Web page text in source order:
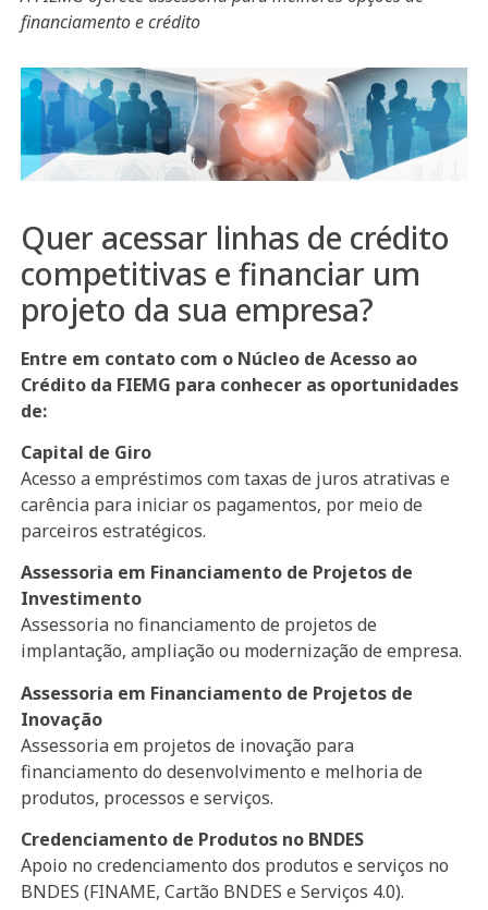
financiamento e crédito
Quer acessar linhas de crédito
competitivas e financiar um
projeto da sua empresa?
Entre em contato com o Núcleo de Acesso ao
Crédito da FIEMG para conhecer as oportunidades
de:
Capital de Giro
Acesso a empréstimos com taxas de juros atrativas e
carência para iniciar os pagamentos, por meio de
parceiros estratégicos.
Assessoria em Financiamento de Projetos de
Investimento
Assessoria no financiamento de projetos de
implantação, ampliação ou modernização de empresa.
Assessoria em Financiamento de Projetos de
Inovação
Assessoria em projetos de inovação para
financiamento do desenvolvimento e melhoria de
produtos, processos e serviços.
Credenciamento de Produtos no BNDES
Apoio no credenciamento dos produtos e serviços no
BNDES (FINAME, Cartão BNDES e Serviços 4.0).